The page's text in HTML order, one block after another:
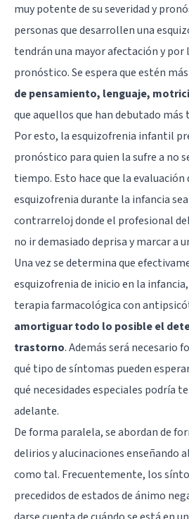
muy potente de su severidad y
personas que desarrollen una
tendrán una mayor afectación y
pronóstico. Se espera que estén más
de pensamiento, lenguaje,
que aquellos que han debutado más
Por esto, la esquizofrenia infantil
pronóstico para quien la sufre a no
tiempo. Esto hace que la evaluación
esquizofrenia durante la infancia
contrarreloj donde el profesional
no ir demasiado deprisa y marcar a
Una vez se determina que
esquizofrenia de inicio en la
terapia farmacológica con
amortiguar todo lo posible el
trastorno. Además será necesario
qué tipo de síntomas pueden
qué necesidades especiales podría
adelante.
De forma paralela, se abordan de
delirios y alucinaciones enseñando
como tal. Frecuentemente, los
precedidos de estados de ánimo